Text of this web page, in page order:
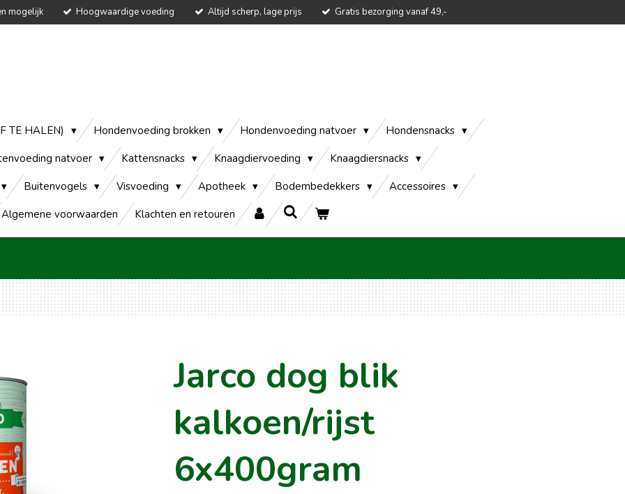
mogelijk Hoogwaardige voeding Altijd scherp, lage prijs Gratis bezorging vanaf 49,-
TE HALEN) Hondenvoeding brokken Hondenvoeding natvoer
Hondensnacks
natvoer Kattensnacks Knaagdiervoeding
Knaagdiersnacks
Buitenvogels Visvoeding Apotheek Bodembedekkers
Accessoires
Algemene voorwaarden Klachten en retouren
Jarco dog blik
kalkoen/rijst
6x400gram